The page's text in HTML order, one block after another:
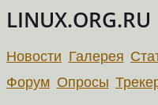
LINUX.ORG.RU
Новости Галерея
Форум Опросы